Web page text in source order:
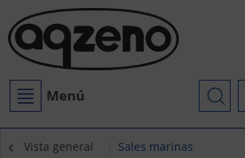
Menú
Vista general Sales marinas